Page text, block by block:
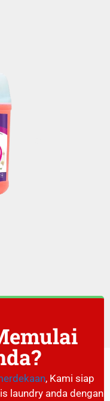
, Kami siap
laundry anda dengan